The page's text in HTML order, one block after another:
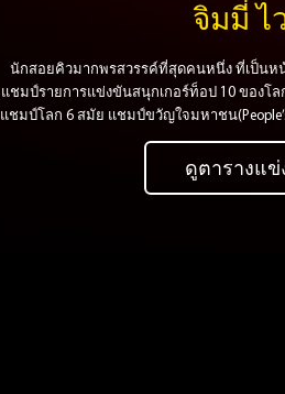
จิมมี่ ไ
นักสอยคิวมากพรสวรรค์ที่สุดคนหนึ่ง ที่เป็นห
แชมป์รายการแข่งขันสนุกเกอร์ท็อป 10 ของโ
แชมป์โลก 6 สมัย แชมป์ขวัญใจมหาชน
ดูตารางแ